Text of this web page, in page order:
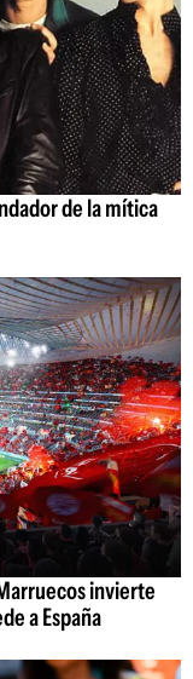
de la mítica
invierte
a España